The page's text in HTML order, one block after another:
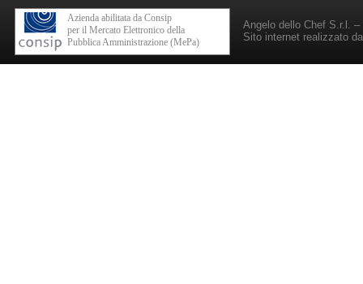
Azienda abilitata da Consip
per il Mercato Elettronico della
Pubblica Amministrazione (MePa)
Angelo dello Chef S.r.l. –
Sito internet realizzato